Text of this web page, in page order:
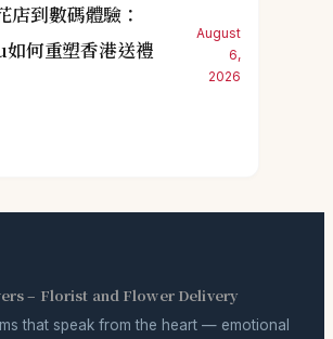
店到數碼體驗：
何重塑香港送禮
August
6,
2026
– Florist and Flower Delivery
that speak from the heart — emotional